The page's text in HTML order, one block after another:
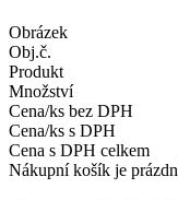
Obrázek
Obj.č.
Produkt
Množství
Cena/ks bez DPH
Cena/ks s DPH
Cena s DPH celkem
Nákupní košík je